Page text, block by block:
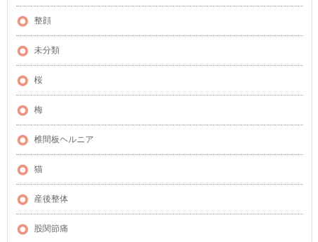
整顔
未分類
桜
梅
椎間板ヘルニア
猫
産後整体
股関節痛